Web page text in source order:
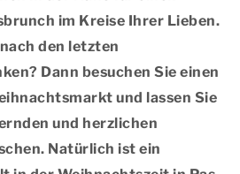
im Kreise Ihrer Lieben.
den letzten
Dann besuchen Sie einen
und lassen Sie
und herzlichen
Natürlich ist ein